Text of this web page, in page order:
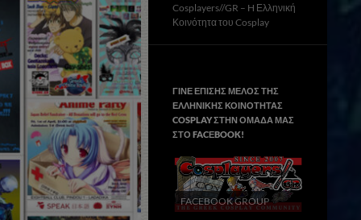
Cosplayers//GR – H Ελληνική
Κοινότητα του Cosplay
ΓΙΝΕ ΕΠΙΣΗΣ ΜΕΛΟΣ ΤΗΣ
ΕΛΛΗΝΙΚΗΣ ΚΟΙΝΟΤΗΤΑΣ
COSPLAY ΣΤΗΝ ΟΜΑΔΑ ΜΑΣ
ΣΤΟ FACΕBOOK!
FACEBOOK GROUP